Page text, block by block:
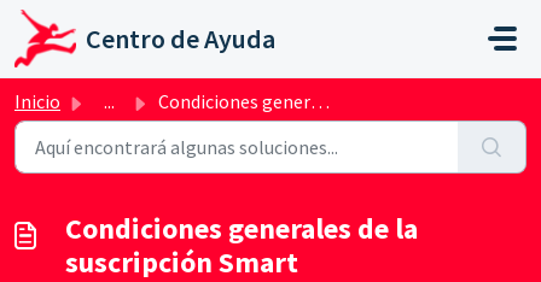
Saltar al contenido principal
Centro de Ayuda
Inicio ... Condiciones generales de la suscripción Smart
Condiciones generales de la
suscripción Smart